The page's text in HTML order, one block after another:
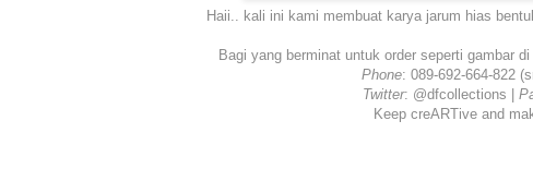
Haii.. kali ini kami membuat karya jarum hias
Bagi yang berminat untuk order seperti gambar
Phone: 089-692-664-822
Twitter: @dfcollections |
Keep creARTive and